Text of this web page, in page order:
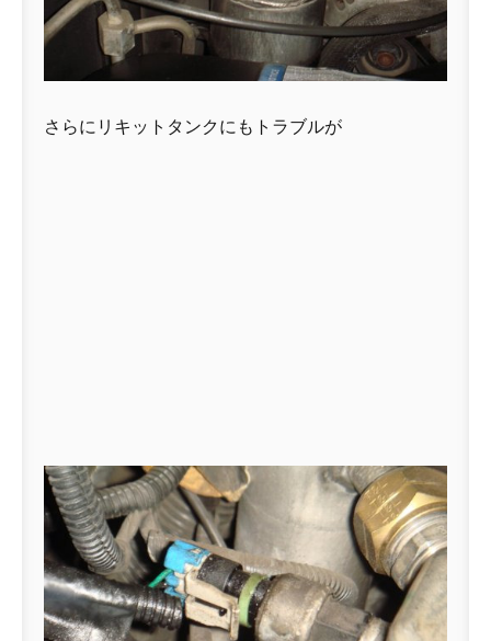
さらにリキットタンクにもトラブルが